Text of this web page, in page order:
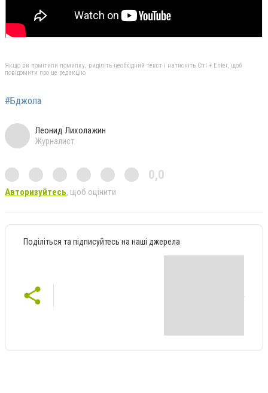
Якщо ви помітили помилку, виділіть необхідний текст і натисніть Ctrl + Enter, щоб
повідомити про це редакцію
#Бджола
Леонид Лихолажин
Журналист
0,0
Авторизуйтесь, щоб оцінити
Поділіться та підписуйтесь на наші джерела